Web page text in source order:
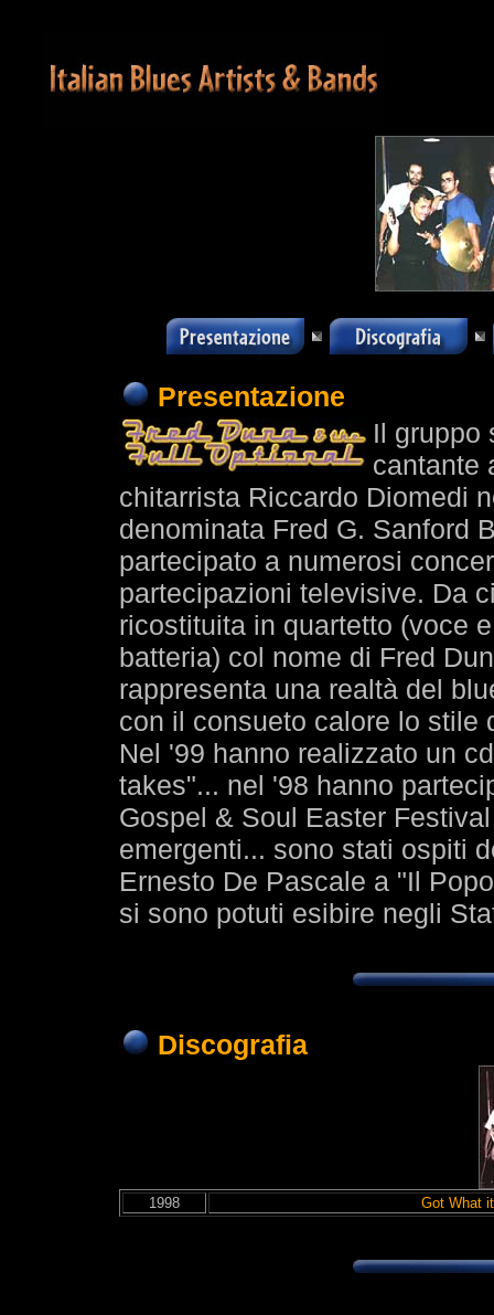
Presentazione
Il gruppo
cantante
chitarrista Riccardo Diomedi
denominata Fred G. Sanford
partecipato a numerosi
partecipazioni televisive. Da
ricostituita in quartetto (voce
batteria) col nome di Fred
rappresenta una realtà del
con il consueto calore lo stile
Nel '99 hanno realizzato un
takes"... nel '98 hanno
Gospel & Soul Easter
emergenti... sono stati ospiti
Ernesto De Pascale a "Il
si sono potuti esibire negli
Discografia
1998 Got What